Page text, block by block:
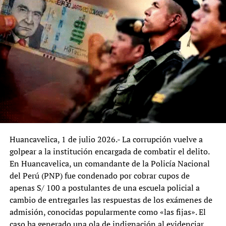
los recursos ni la existencia de un delito precedente
claramente determinado.
Como consecuencia del fallo, la Fiscalía deberá archivar
de manera definitiva la investigación respecto al
exmandatario, mientras que el juzgado competente
deberá resolver de inmediato su situación jurídica una
vez reciba la notificación oficial. La defensa de Humala,
encabezada por el abogado Wilfredo Pedraza, señaló que
la excarcelación dependerá únicamente de trámites
(INPE), por lo que su salida del penal de Barbadillo
podría concretarse en las próximas horas o días.
La sentencia contó con los votos en contra de los
magistrados Luz Pacheco Zerga y Manuel Monteagudo
Valdez, quienes consideraron que el Tribunal
Constitucional no debía intervenir cuando el proceso
Huancavelica, 1 de julio 2026.- La corrupción vuelve a
golpear a la institución encargada de combatir el delito.
En Huancavelica, un comandante de la Policía Nacional
del Perú (PNP) fue condenado por cobrar cupos de
apenas S/ 100 a postulantes de una escuela policial a
cambio de entregarles las respuestas de los exámenes de
admisión, conocidas popularmente como «las fijas». El
caso ha generado una ola de indignación al evidenciar